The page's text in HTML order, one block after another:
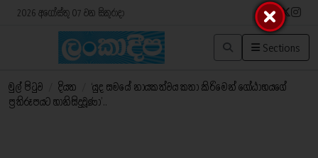
2026 අගෝස්තු 07 වන සිකුරාදා
Sections
මුල් පිටුව දියත
‘යුද සමයේ නායකත්වය කතා කිරිමෙන් ගෝඨාභයගේ
ප්‍රතිරූපයට හානිසිදුවූණා’..